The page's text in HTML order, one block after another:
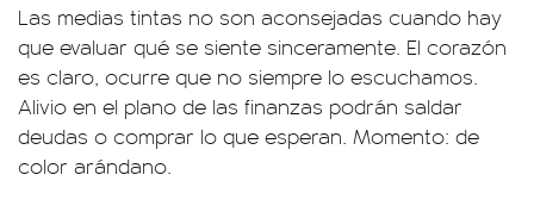
Las medias tintas no son aconsejadas cuando hay
que evaluar qué se siente sinceramente. El corazón
es claro, ocurre que no siempre lo escuchamos.
Alivio en el plano de las finanzas podrán saldar
deudas o comprar lo que esperan. Momento: de
color arándano.